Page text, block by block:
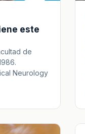
este
de
Neurology